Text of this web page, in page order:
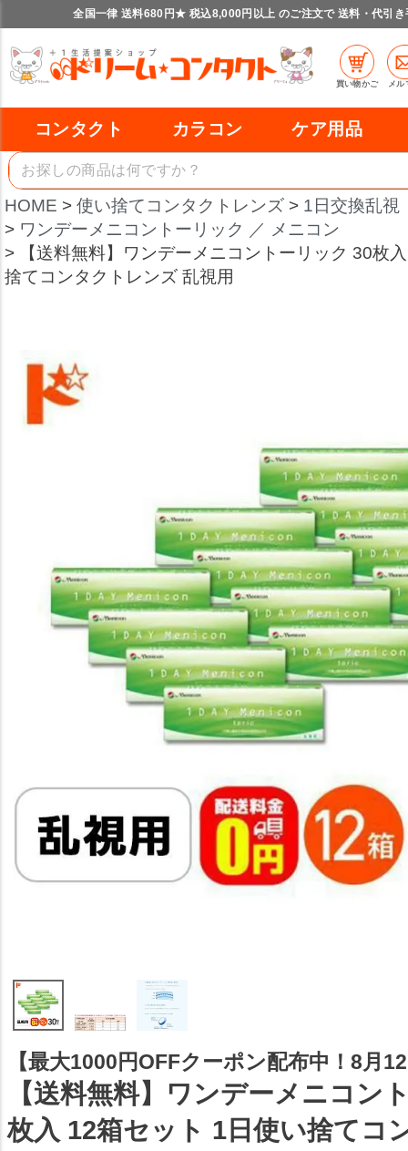
全国一律 送料680円★ 税込8,000円以上 のご注文で 送料・代引き
買い物かご メル
コンタクト カラコン ケア用品
HOME 使い捨てコンタクトレンズ
1日交換乱視
ワンデーメニコントーリック ／ メニコン
【送料無料】ワンデーメニコントーリック 30枚
捨てコンタクトレンズ 乱視用
【最大1000円OFFクーポン配布中！8月
【送料無料】ワンデーメニコン
枚入 12箱セット 1日使い捨てコ